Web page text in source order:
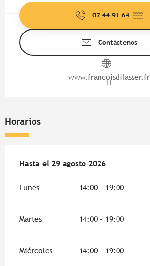
07 44 91 64 ▒▒
Contáctenos
www.francoisdilasser.fr
Horarios
Del4 junio 2026al 29 agosto 2026
Hasta el 29 agosto 2026
Lunes 14:00 - 19:00
Martes 14:00 - 19:00
Miércoles 14:00 - 19:00